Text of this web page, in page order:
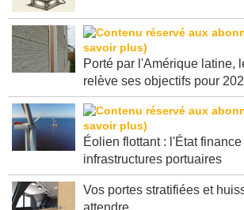
Porté par l'Amérique latine,
Éolien flottant : l'État finance
Vos portes stratifiées et